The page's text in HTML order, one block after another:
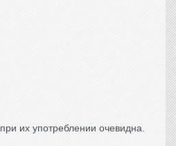
при их употреблении очевидна.